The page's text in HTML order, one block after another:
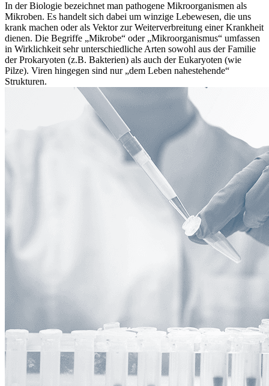
In der Biologie bezeichnet man pathogene Mikroorganismen als
Mikroben. Es handelt sich dabei um winzige Lebewesen, die uns
krank machen oder als Vektor zur Weiterverbreitung einer Krankheit
dienen. Die Begriffe „Mikrobe“ oder „Mikroorganismus“ umfassen
in Wirklichkeit sehr unterschiedliche Arten sowohl aus der Familie
der Prokaryoten (z.B. Bakterien) als auch der Eukaryoten (wie
Pilze). Viren hingegen sind nur „dem Leben nahestehende“
Strukturen.